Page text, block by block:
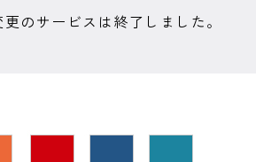
のサービスは終了しました。